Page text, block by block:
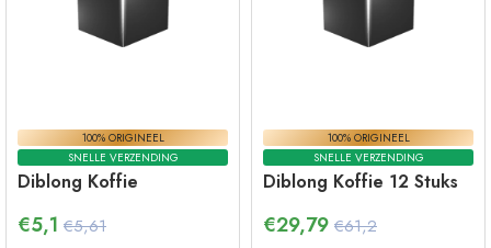
100% ORIGINEEL
SNELLE VERZENDING
Diblong Koffie
€5,1 €5,61
100% ORIGINEEL
SNELLE VERZENDING
Diblong Koffie 12 Stuks
€29,79 €61,2